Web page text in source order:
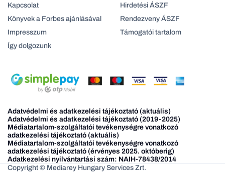
Kapcsolat
Könyvek a Forbes ajánlásával
Impresszum
Így dolgozunk
Hirdetési ÁSZF
Rendezveny ÁSZF
Támogatói tartalom
Adatvédelmi és adatkezelési tájékoztató (aktuális)
Adatvédelmi és adatkezelési tájékoztató (2019-2025)
Médiatartalom-szolgáltatói tevékenységre vonatkozó
adatkezelési tájékoztató (aktuális)
Médiatartalom-szolgáltatói tevékenységre vonatkozó
adatkezelési tájékoztató (érvényes 2025. októberig)
Adatkezelési nyilvántartási szám: NAIH-78438/2014
Copyright © Mediarey Hungary Services Zrt.